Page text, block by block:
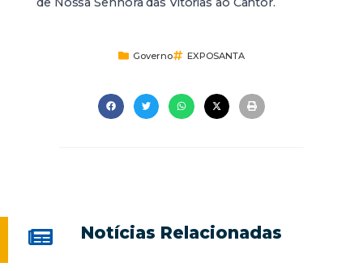
Governo EXPOSANTA
Notícias Relacionadas